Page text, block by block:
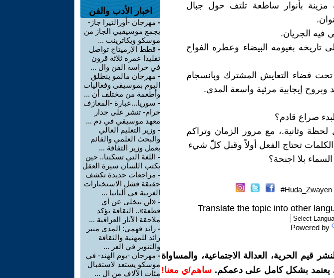
مزينة بأنوار ساطعة تلتف حول جبال
فيه الجريان.
بغيومه البيضاء وعطره الفواح
فضاء التعايش المشترك وبانسجام
إيجابية مرئية واسعة المدى.
صراع قادم؟
وثانية.، مع مرور الزمان وتراكم
الكلمات تحتاج الفعل أولاً وقبل كلّ شيء
بلا اجنحة؟
Huda_Zwayen#
Translate the topic into other
Powered by
الحرية، العدالة الاجتماعية، والمساواة
يعتمد بشكل كامل على دعمكم. ساهم/ي معنا!
اخبار الأدب والفن
- مهرجان -أورالتيرا جاز-
يجمع موسيقيي الجاز من
موسكو ويكاترينب ...
- قطط الإرميتاج تواصل
تقليدا عمره ثلاثة قرون
في حراسة الفن وال ...
- مهرجان مالمو ينطلق
اليوم بموسيقى وفعاليات
وأطعمة من مختلف أن ...
- سوريا...عبارة -المعازف
حرام- تنشر على جدار
معهد موسيقي في دم ...
- وزير التعليم العالي
والبحث العلمي والقائم
بعمل وزير الثقافة ...
- اللغة التي تسكننا.. حين
يكتب اللسان سيرة العقل
- مراجعات جديدة تكشف
حقيقة فشل الاستخبارات
الغربية في ألبانيا ...
- «لن نتخلى عن أي
قطعة».. الثقافة تؤكد
ملاحقة الآثار العراقية ...
- رائد فهمي: المدى منبر
رائد للمهنية والثقافة
والتنوير في العر ...
- مهرجان -يوم الهند- في
موسكو يستعد لاستقبال
مئات الآلاف من ال ...